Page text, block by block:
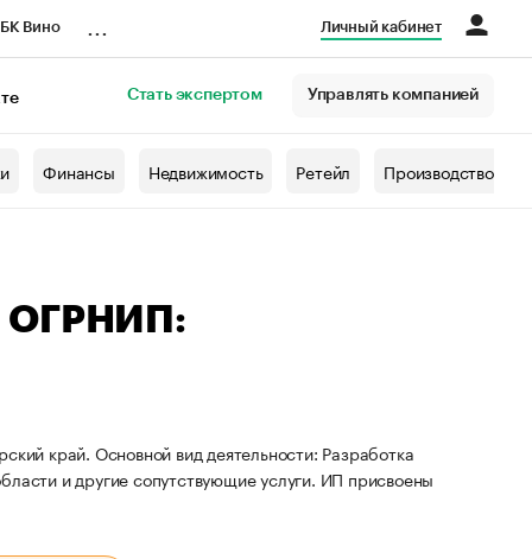
Вино Личный кабинет
Стать экспертом Управлять компанией
Финансы Недвижимость Ретейл Производство
ОГРНИП:
край. Основной вид деятельности: Разработка
и другие сопутствующие услуги. ИП присвоены